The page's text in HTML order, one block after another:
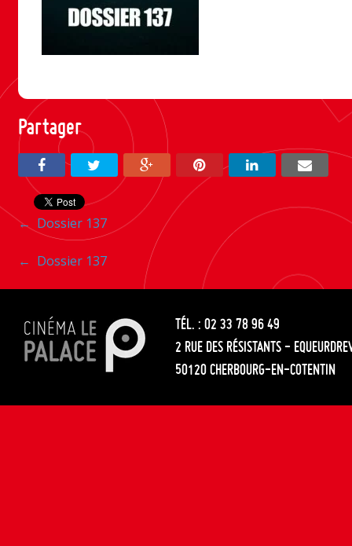
Partager
Navigation
entre
les
articles
← Dossier 137
Navigation
entre
les
articles
← Dossier 137
TÉL. : 02 33 78 96 49
2 RUE DES RÉSISTANTS -
50120 CHERBOURG-EN-COTENTIN